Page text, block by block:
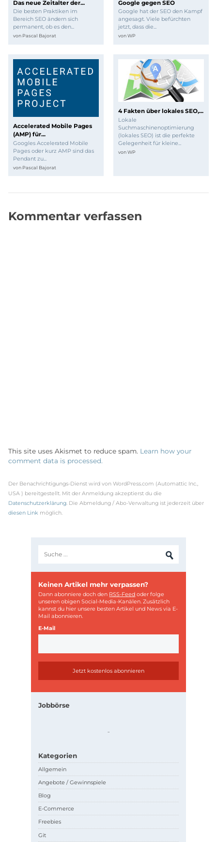
Das neue Zeitalter der...
Die besten Praktiken im
Bereich SEO ändern sich
permanent, ob es den...
von Pascal Bajorat
Google gegen SEO
Google hat der SEO den Kampf
angesagt. Viele befürchten
jetzt, dass die...
vonWP
Accelerated Mobile Pages
(AMP) für...
Googles Accelerated Mobile
Pages oder kurz AMP sind das
Pendant zu...
von Pascal Bajorat
4 Fakten über lokales SEO,...
Lokale
Suchmaschinenoptimierung
(lokales SEO) ist die perfekte
Gelegenheit für kleine...
vonWP
Kommentar verfassen
This site uses Akismet to reduce spam. Learn how your
comment data is processed.
Der Benachrichtigungs-Dienst wird von WordPress.com (Automattic Inc.,
USA ) bereitgestellt. Mit der Anmeldung akzeptierst du die
Datenschutzerklärung . Die Abmeldung / Abo-Verwaltung ist jederzeit über
diesen Link möglich.
Keinen Artikel mehr verpassen?
Dann abonniere doch den RSS-Feed oder folge
unseren obigen Social-Media-Kanälen. Zusätzlich
kannst du hier unsere besten Artikel und News via E-
Mail abonnieren.
E-Mail
Jobbörse
..
Kategorien
Allgemein
Angebote / Gewinnspiele
Blog
E-Commerce
Freebies
Git